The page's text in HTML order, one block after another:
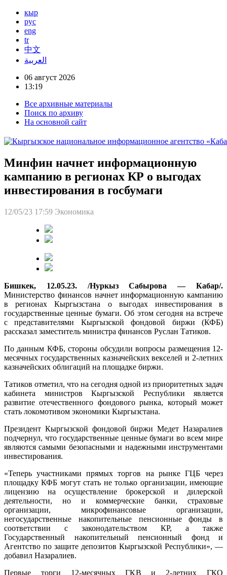
кыр
рус
eng
tr
中文
العربية
06 август 2026
13:19
Все архивные материалы
Поиск по архиву
На основной сайт
Минфин начнет информационную
кампанию в регионах КР о выгодах
инвестирования в госбумаги
12/05/23 17:59 Экономика
Бишкек, 12.05.23. /Нуркыз Сабырова — Кабар/.
Министерство финансов начнет информационную кампанию
в регионах Кыргызстана о выгодах инвестирования в
государственные ценные бумаги. Об этом сегодня на встрече
с представителями Кыргызской фондовой биржи (КФБ)
рассказал заместитель министра финансов Руслан Татиков.
По данным КФБ, стороны обсудили вопросы размещения 12-
месячных государственных казначейских векселей и 2-летних
казначейских облигаций на площадке биржи.
Татиков отметил, что на сегодня одной из приоритетных задач
кабинета министров Кыргызской Республики является
развитие отечественного фондового рынка, который может
стать локомотивом экономики Кыргызстана.
Президент Кыргызской фондовой биржи Медет Назаралиев
подчернул, что государственные ценные бумаги во всем мире
являются самыми безопасными и надежными инструментами
инвестирования.
«Теперь участниками прямых торгов на рынке ГЦБ через
площадку КФБ могут стать не только организации, имеющие
лицензию на осуществление брокерской и дилерской
деятельности, но и коммерческие банки, страховые
организации, микрофинансовые организации,
негосударственные накопительные пенсионные фонды в
соответствии с законодательством КР, а также
Государственный накопительный пенсионный фонд и
Агентство по защите депозитов Кыргызской Республики», —
добавил Назаралиев.
Первые торги 12-месячных ГКВ и 2-летних ГКО